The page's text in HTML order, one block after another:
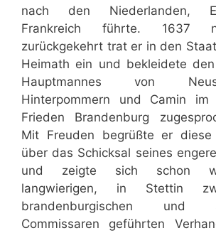
nach den Niederlanden,
Frankreich führte. 1637
zurückgekehrt trat er in den
Heimath ein und bekleidete
Hauptmannes von
Hinterpommern und Camin im
Frieden Brandenburg
Mit Freuden begrüßte er diese
über das Schicksal seines
und zeigte sich schon
langwierigen, in Stettin
brandenburgischen und
Commissaren geführten